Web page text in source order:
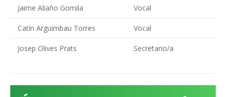
Jaime Aliaño Gomila Vocal
Catín Arguimbau Torres Vocal
Josep Olives Prats Secretario/a